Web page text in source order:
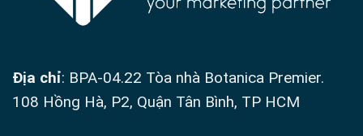
Địa chỉ: BPA-04.22 Tòa nhà Botanica Premier.
108 Hồng Hà, P2, Quận Tân Bình, TP HCM